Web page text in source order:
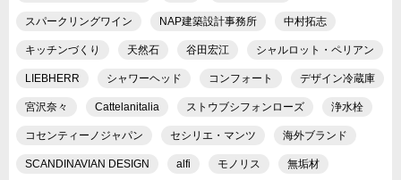
スパークリングワイン NAP建築設計事務所 中村拓志
キッチンづくり 天然石 谷田宏江 シャルロット・ペリアン
LIEBHERR シャワーヘッド コンフォート デザイン冷蔵庫
宮沢奈々 Cattelanitalia ストウブシフォンローズ 浄水栓
コセンティーノジャパン セシリエ・マンツ 海外ブランド
SCANDINAVIAN DESIGN alfi モノリス 無垢材